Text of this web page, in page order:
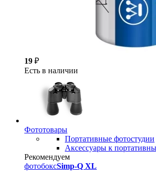
19 ₽
Есть в наличии
Фототовары
Портативные фотостудии
Аксессуары к
Рекомендуем
фотобоксSimp-Q XL